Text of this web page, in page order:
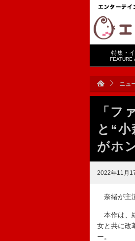
特集・
FEATURE
ニュ
「フ
と“
がホ
2022年11月
奈緒が主
本作は、
女と共に改
ー。